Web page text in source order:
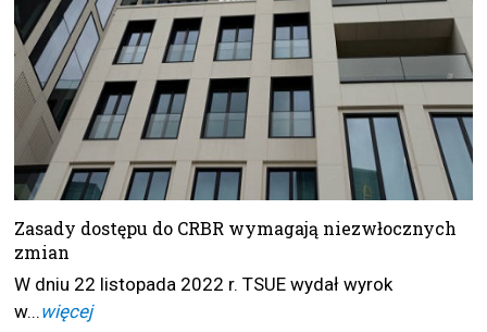
Zasady dostępu do CRBR wymagają niezwłocznych
zmian
W dniu 22 listopada 2022 r. TSUE wydał wyrok
w...więcej